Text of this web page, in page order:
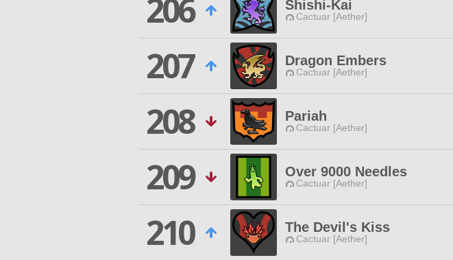
206
Shishi-Kai
Cactuar [Aether]
207
Dragon Embers
Cactuar [Aether]
208
Pariah
Cactuar [Aether]
209
Over 9000 Needles
Cactuar [Aether]
210
The Devil's Kiss
Cactuar [Aether]